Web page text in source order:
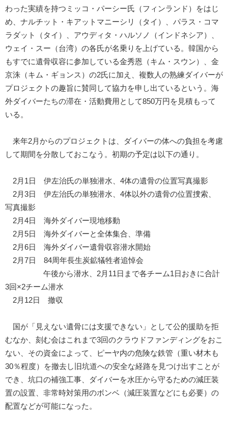
わった実績を持つミッコ・パーシー氏（フィンランド）をはじ
め、ナルチット・キアットマニーシリ（タイ）、パラス・コマ
ラダット（タイ）、アウディタ・ハルソノ（インドネシア）、
ウェイ・スー（台湾）の各氏が名乗りを上げている。韓国から
もすでに遺骨収容に参加している金秀恩（キム・スウン）、金
京洙（キム・ギョンス）の2氏に加え、複数人の熟練ダイバーが
プロジェクトの趣旨に賛同して協力を申し出ているという。海
外ダイバーたちの滞在・活動費用として850万円を見積もって
いる。
来年2月からのプロジェクトは、ダイバーの体への負担を考慮
して期間を分散しておこなう。初期の予定は以下の通り。
2月1日 伊左治氏の単独潜水、4体の遺骨の位置写真撮影
2月3日 伊左治氏の単独潜水、4体以外の遺骨の位置捜索、
写真撮影
2月4日 海外ダイバー現地移動
2月5日 海外ダイバーと全体集合、準備
2月6日 海外ダイバー遺骨収容潜水開始
2月7日 84周年長生炭鉱犠牲者追悼会
午後から潜水、2月11日まで各チーム1日おきに合計
3回×2チーム潜水
2月12日 撤収
国が「見えない遺骨には支援できない」として公的援助を拒
むなか、刻む会はこれまで3回のクラウドファンディングをおこ
ない、その資金によって、ピーヤ内の危険な鉄管（重い材木も
30％程度）を撤去し旧坑道への安全な経路を見つけ出すことが
でき、坑口の補強工事、ダイバーを水圧から守るための減圧装
置の設置、非常時対策用のボンベ（減圧装置などにも必要）の
配置などが可能になった。